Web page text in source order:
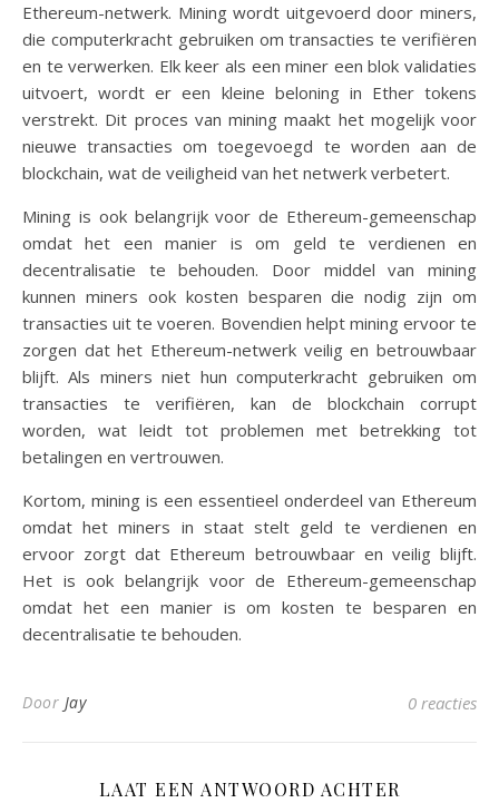
Ethereum-netwerk. Mining wordt uitgevoerd door miners,
die computerkracht gebruiken om transacties te verifiëren
en te verwerken. Elk keer als een miner een blok validaties
uitvoert, wordt er een kleine beloning in Ether tokens
verstrekt. Dit proces van mining maakt het mogelijk voor
nieuwe transacties om toegevoegd te worden aan de
blockchain, wat de veiligheid van het netwerk verbetert.
Mining is ook belangrijk voor de Ethereum-gemeenschap
omdat het een manier is om geld te verdienen en
decentralisatie te behouden. Door middel van mining
kunnen miners ook kosten besparen die nodig zijn om
transacties uit te voeren. Bovendien helpt mining ervoor te
zorgen dat het Ethereum-netwerk veilig en betrouwbaar
blijft. Als miners niet hun computerkracht gebruiken om
transacties te verifiëren, kan de blockchain corrupt
worden, wat leidt tot problemen met betrekking tot
betalingen en vertrouwen.
Kortom, mining is een essentieel onderdeel van Ethereum
omdat het miners in staat stelt geld te verdienen en
ervoor zorgt dat Ethereum betrouwbaar en veilig blijft.
Het is ook belangrijk voor de Ethereum-gemeenschap
omdat het een manier is om kosten te besparen en
decentralisatie te behouden.
Door Jay 0 reacties
LAAT EEN ANTWOORD ACHTER